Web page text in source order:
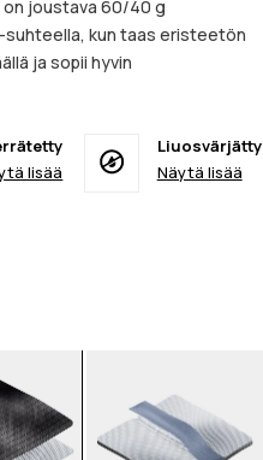
joustava 60/40 g
suhteella, kun taas eristeetön
ja sopii hyvin
lisää
Liuosvärjätty
Näytä lisää